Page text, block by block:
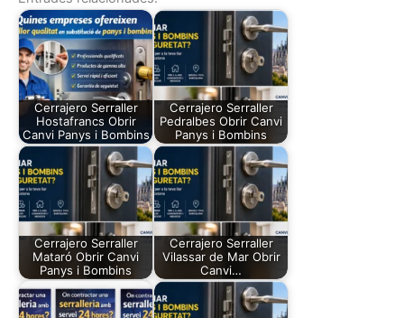
Cerrajero Serraller
Hostafrancs Obrir
Canvi Panys i Bombins
Cerrajero Serraller
Pedralbes Obrir Canvi
Panys i Bombins
Cerrajero Serraller
Mataró Obrir Canvi
Panys i Bombins
Cerrajero Serraller
Vilassar de Mar Obrir
Canvi…